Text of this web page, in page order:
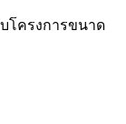
โครงการขนาด